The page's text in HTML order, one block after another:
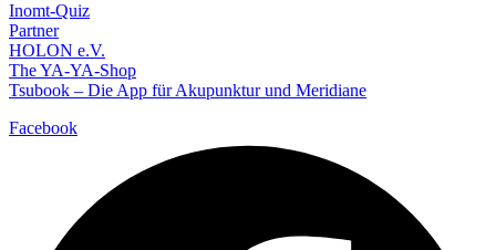
Inomt-Quiz
Partner
HOLON e.V.
The YA-YA-Shop
Tsubook – Die App für Akupunktur und Meridiane
Facebook